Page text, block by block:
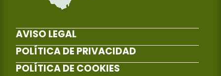
AVISO LEGAL
POLÍTICA DE PRIVACIDAD
POLÍTICA DE COOKIES